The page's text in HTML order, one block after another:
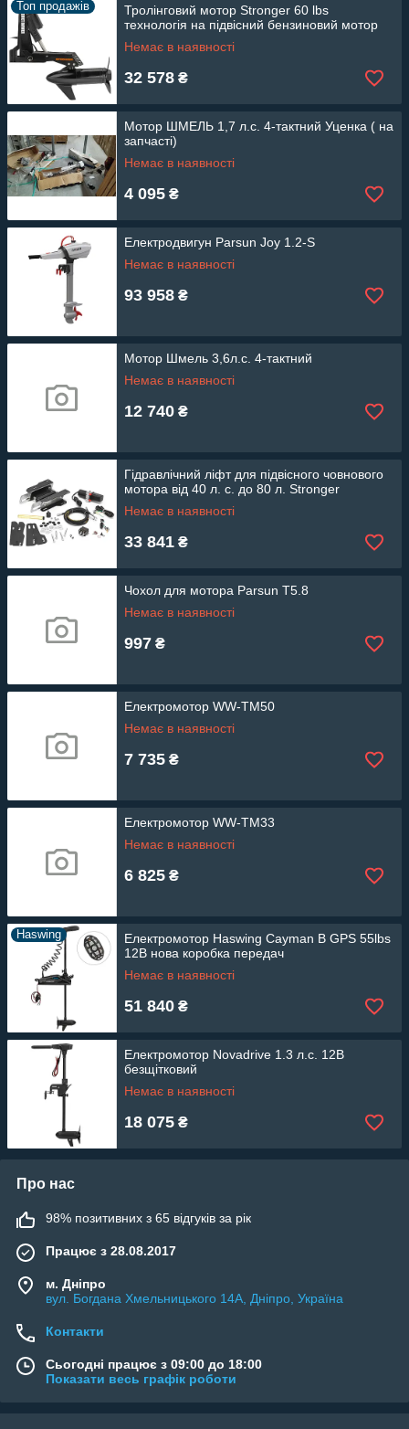
Топ продажів
Тролінговий мотор Stronger 60 lbs
технологія на підвісний бензиновий мотор
Немає в наявності
32 578 ₴
Мотор ШМЕЛЬ 1,7 л.с. 4-тактний Уценка ( на
запчасті)
Немає в наявності
4 095 ₴
Електродвигун Parsun Joy 1.2-S
Немає в наявності
93 958 ₴
Мотор Шмель 3,6л.с. 4-тактний
Немає в наявності
12 740 ₴
Гідравлічний ліфт для підвісного човнового
мотора від 40 л. с. до 80 л. Stronger
Немає в наявності
33 841 ₴
Чохол для мотора Parsun T5.8
Немає в наявності
997 ₴
Електромотор WW-TM50
Немає в наявності
7 735 ₴
Електромотор WW-TM33
Немає в наявності
6 825 ₴
Haswing
Електромотор Haswing Cayman B GPS 55lbs
12В нова коробка передач
Немає в наявності
51 840 ₴
Електромотор Novadrive 1.3 л.с. 12В
безщітковий
Немає в наявності
18 075 ₴
Про нас
98% позитивних з 65 відгуків за рік
Працює з 28.08.2017
м. Дніпро
вул. Богдана Хмельницького 14А, Дніпро, Україна
Контакти
Сьогодні працює з 09:00 до 18:00
Показати весь графік роботи